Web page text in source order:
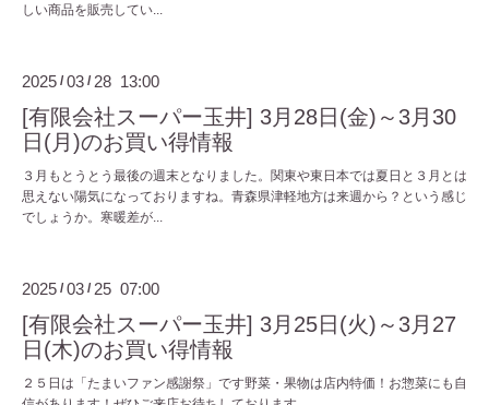
しい商品を販売してい...
2025 /03 / 28 13:00
[有限会社スーパー玉井] 3月28日(金)～3月30
日(月)のお買い得情報
３月もとうとう最後の週末となりました。関東や東日本では夏日と３月とは
思えない陽気になっておりますね。青森県津軽地方は来週から？という感じ
でしょうか。寒暖差が...
2025 /03 / 25 07:00
[有限会社スーパー玉井] 3月25日(火)～3月27
日(木)のお買い得情報
２５日は「たまいファン感謝祭」です野菜・果物は店内特価！お惣菜にも自